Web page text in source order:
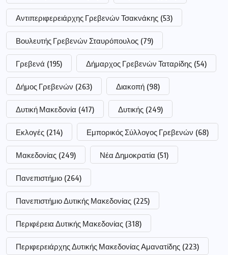
Αντιπεριφερειάρχης Γρεβενών Τσακνάκης (53)
Βουλευτής Γρεβενών Σταυρόπουλος (79)
Γρεβενά (195) Δήμαρχος Γρεβενών Ταταρίδης (54)
Δήμος Γρεβενών (263) Διακοπή (98)
Δυτική Μακεδονία (417) Δυτικής (249)
Εκλογές (214) Εμπορικός Σύλλογος Γρεβενών (68)
Μακεδονίας (249) Νέα Δημοκρατία (51)
Πανεπιστήμιο (264)
Πανεπιστήμιο Δυτικής Μακεδονίας (225)
Περιφέρεια Δυτικής Μακεδονίας (318)
Περιφερειάρχης Δυτικής Μακεδονίας Αμανατίδης (223)